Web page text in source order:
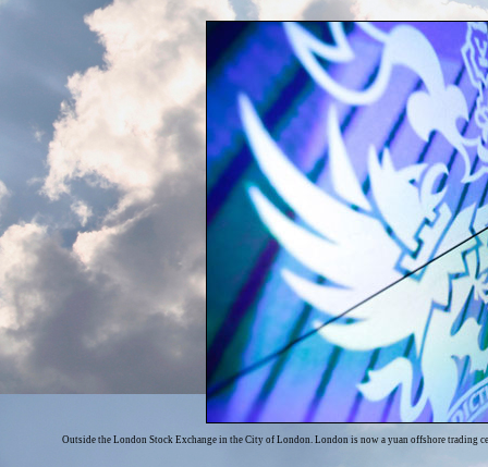
Outside the London Stock Exchange in the City of London. London is now a yuan offshore trading